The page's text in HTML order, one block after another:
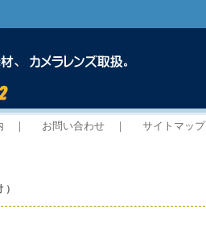
｜ お問い合わせ ｜ サイトマップ